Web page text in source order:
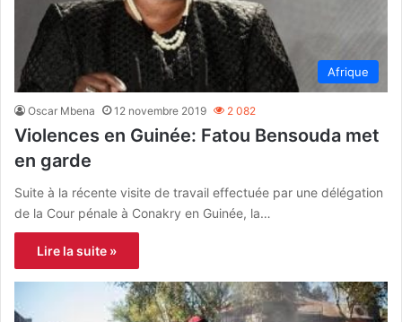
Afrique
Oscar Mbena 12 novembre 2019 2 082
Violences en Guinée: Fatou Bensouda met
en garde
Suite à la récente visite de travail effectuée par une délégation
de la Cour pénale à Conakry en Guinée, la…
Lire la suite »